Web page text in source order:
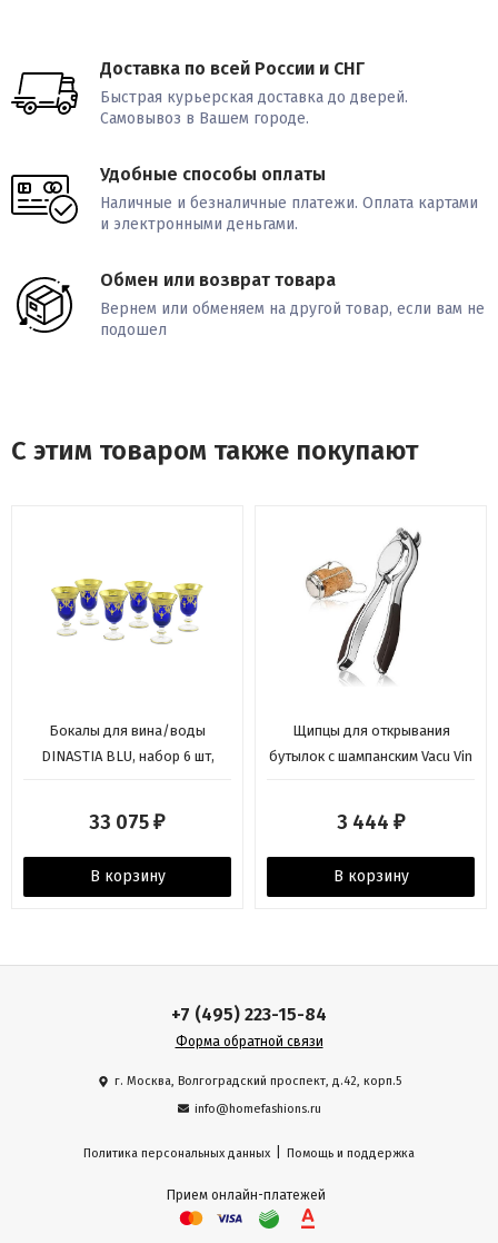
Доставка по всей России и СНГ
Быстрая курьерская доставка до дверей.
Самовывоз в Вашем городе.
Удобные способы оплаты
Наличные и безналичные платежи. Оплата картами
и электронными деньгами.
Обмен или возврат товара
Вернем или обменяем на другой товар, если вам не
подошел
С этим товаром также покупают
Бокалы для вина/воды
DINASTIA BLU, набор 6 шт,
33 075 ₽
В корзину
Щипцы для открывания
бутылок с шампанским Vacu Vin
3 444 ₽
В корзину
+7 (495) 223-15-84
Форма обратной связи
г. Москва, Волгоградский проспект, д.42, корп.5
info@homefashions.ru
Политика персональных данных Помощь и поддержка
Прием онлайн-платежей